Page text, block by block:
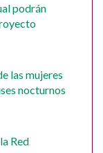
podrán
las mujeres
nocturnos
Red